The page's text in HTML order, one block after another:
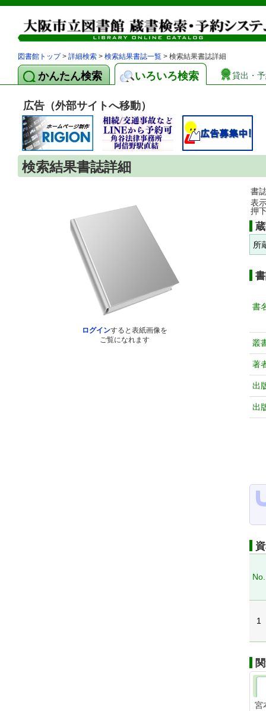
図書館トップ> 詳細検索 > 検索結果書誌一覧 > 検索結果書誌詳細
かんたん検索 いろいろ検索 貸出・
広告（外部サイトへ移動）
検索結果書誌詳細
ログインすると表紙画像を
ご覧になれます
書
表
押
所
書
叢
著
出
出
No.
1
宮